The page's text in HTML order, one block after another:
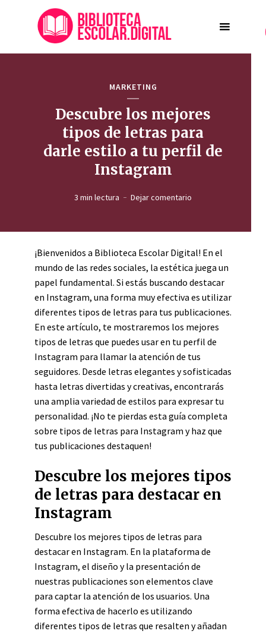
MARKETING
Descubre los mejores
tipos de letras para
darle estilo a tu perfil de
Instagram
3 min lectura Dejar comentario
¡Bienvenidos a Biblioteca Escolar Digital! En el
mundo de las redes sociales, la estética juega un
papel fundamental. Si estás buscando destacar
en Instagram, una forma muy efectiva es utilizar
diferentes tipos de letras para tus publicaciones.
En este artículo, te mostraremos los mejores
tipos de letras que puedes usar en tu perfil de
Instagram para llamar la atención de tus
seguidores. Desde letras elegantes y sofisticadas
hasta letras divertidas y creativas, encontrarás
una amplia variedad de estilos para expresar tu
personalidad. ¡No te pierdas esta guía completa
sobre tipos de letras para Instagram y haz que
tus publicaciones destaquen!
Descubre los mejores tipos
de letras para destacar en
Instagram
Descubre los mejores tipos de letras para
destacar en Instagram. En la plataforma de
Instagram, el diseño y la presentación de
nuestras publicaciones son elementos clave
para captar la atención de los usuarios. Una
forma efectiva de hacerlo es utilizando
diferentes tipos de letras que resalten y añadan